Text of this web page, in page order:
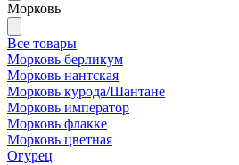
Морковь
Все товары
Морковь берликум
Морковь нантская
Морковь курода/Шантане
Морковь император
Морковь флакке
Морковь цветная
Огурец